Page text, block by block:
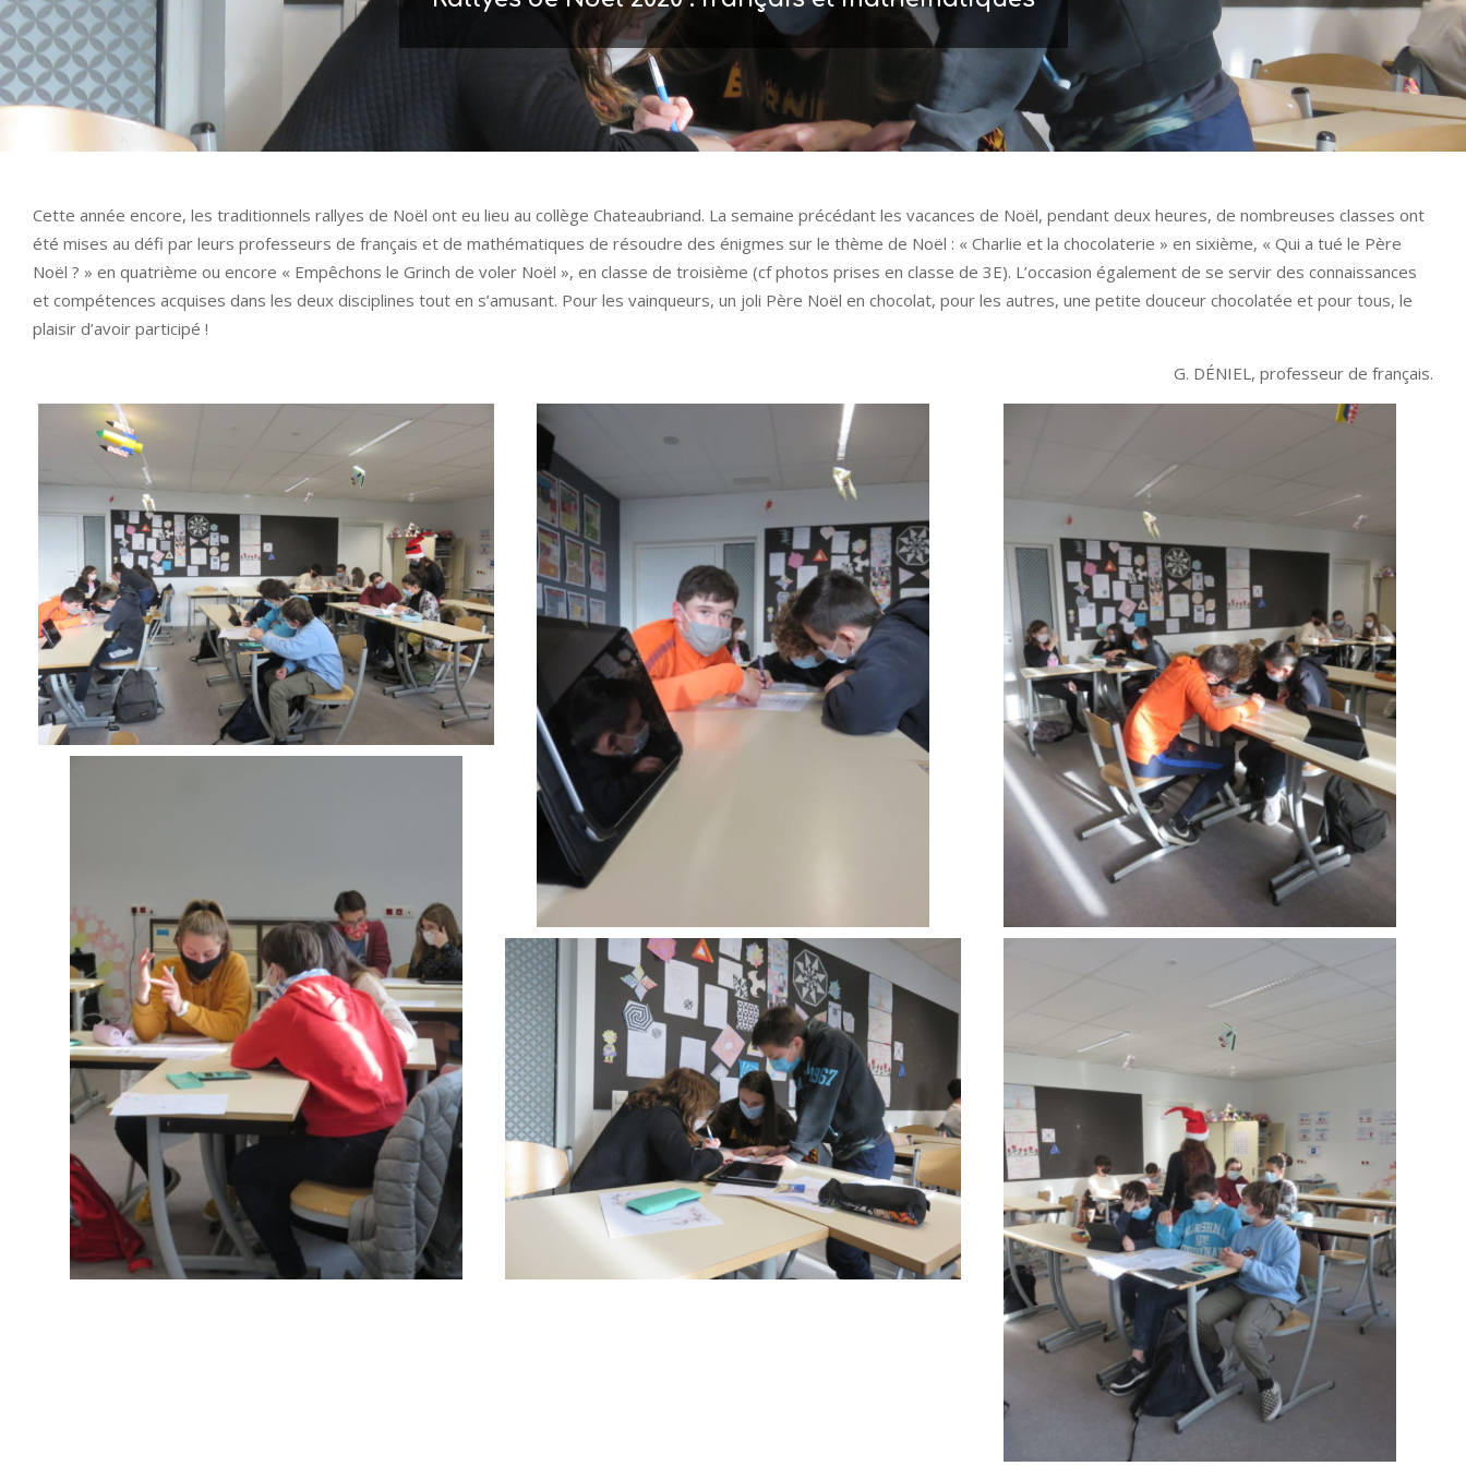
Cette année encore, les traditionnels rallyes de Noël ont eu lieu au collège Chateaubriand. La semaine précédant les vacances de Noël, pendant deux heures, de nombreuses classes ont
été mises au défi par leurs professeurs de français et de mathématiques de résoudre des énigmes sur le thème de Noël : « Charlie et la chocolaterie » en sixième, « Qui a tué le Père
Noël ? » en quatrième ou encore « Empêchons le Grinch de voler Noël », en classe de troisième (cf photos prises en classe de 3E). L’occasion également de se servir des connaissances
et compétences acquises dans les deux disciplines tout en s’amusant. Pour les vainqueurs, un joli Père Noël en chocolat, pour les autres, une petite douceur chocolatée et pour tous, le
plaisir d’avoir participé !
G. DÉNIEL, professeur de français.